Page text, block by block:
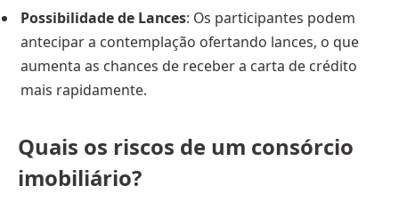
Possibilidade de Lances: Os participantes podem
antecipar a contemplação ofertando lances, o que
aumenta as chances de receber a carta de crédito
mais rapidamente.
Quais os riscos de um consórcio
imobiliário?